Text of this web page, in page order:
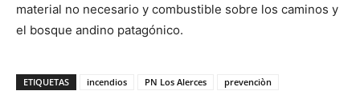
material no necesario y combustible sobre los caminos y
el bosque andino patagónico.
ETIQUETAS incendios PN Los Alerces prevenciòn